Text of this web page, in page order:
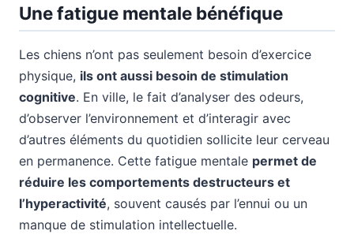
Une fatigue mentale bénéfique
Les chiens n’ont pas seulement besoin d’exercice
physique, ils ont aussi besoin de stimulation
cognitive. En ville, le fait d’analyser des odeurs,
d’observer l’environnement et d’interagir avec
d’autres éléments du quotidien sollicite leur cerveau
en permanence. Cette fatigue mentale permet de
réduire les comportements destructeurs et
l’hyperactivité, souvent causés par l’ennui ou un
manque de stimulation intellectuelle.